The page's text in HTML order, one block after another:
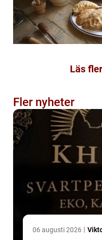
Läs
Fler nyheter
06 augusti 2026